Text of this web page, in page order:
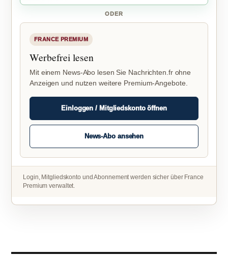
ODER
FRANCE PREMIUM
Werbefrei lesen
Mit einem News-Abo lesen Sie Nachrichten.fr ohne
Anzeigen und nutzen weitere Premium-Angebote.
Einloggen / Mitgliedskonto öffnen
News-Abo ansehen
Login, Mitgliedskonto und Abonnement werden sicher über France
Premium verwaltet.